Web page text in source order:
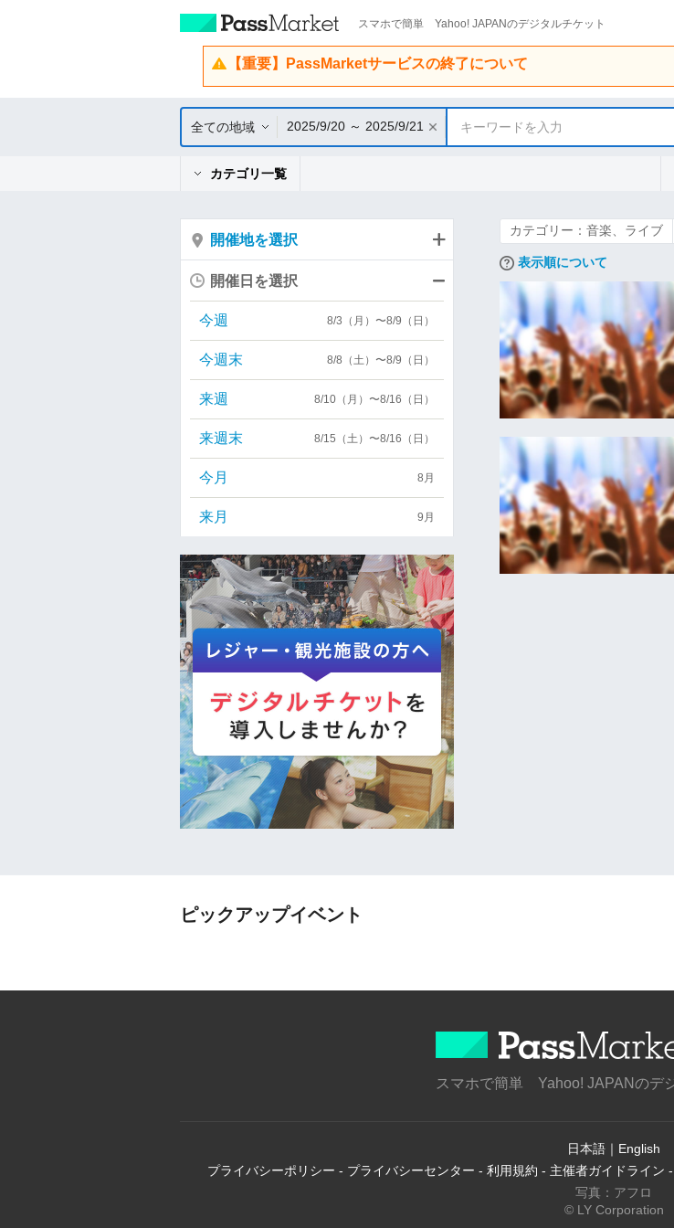
スマホで簡単 Yahoo! JAPANのデジタルチケット
【重要】PassMarketサービスの終了について
全ての地域 2025/9/20 ～ 2025/9/21 キーワードを入力
カテゴリ一覧
カテゴリー：音楽、ライブ
表示順について
開催地を選択
開催日を選択
今週 8/3（月）〜8/9（日）
今週末 8/8（土）〜8/9（日）
来週 8/10（月）〜8/16（日）
来週末 8/15（土）〜8/16（日）
今月 8月
来月 9月
ピックアップイベント
スマホで簡単 Yahoo! JAPANのデ
日本語 ｜ English
プライバシーポリシー - プライバシーセンター - 利用規約 - 主催者ガイドライン -
写真：アフロ
© LY Corporation